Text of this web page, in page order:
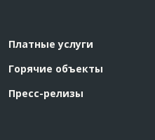
Платные услуги
Горячие объекты
Пресс-релизы